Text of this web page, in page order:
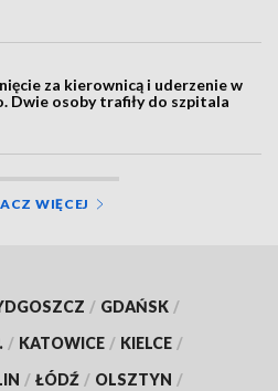
za kierownicą i uderzenie w
Dwie osoby trafiły do szpitala
WIĘCEJ
/ GDAŃSK /
/ KATOWICE / KIELCE /
/ ŁÓDŹ / OLSZTYN /